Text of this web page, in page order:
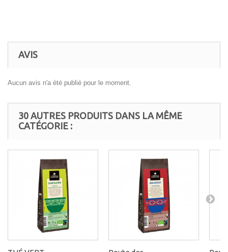
AVIS
Aucun avis n'a été publié pour le moment.
30 AUTRES PRODUITS DANS LA MÊME
CATÉGORIE :